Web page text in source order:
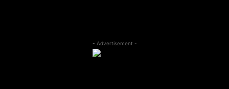
- Advertisement -